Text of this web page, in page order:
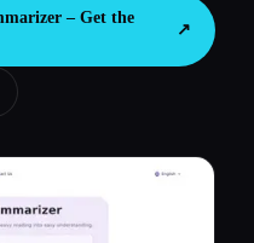
– Get the
↗︎